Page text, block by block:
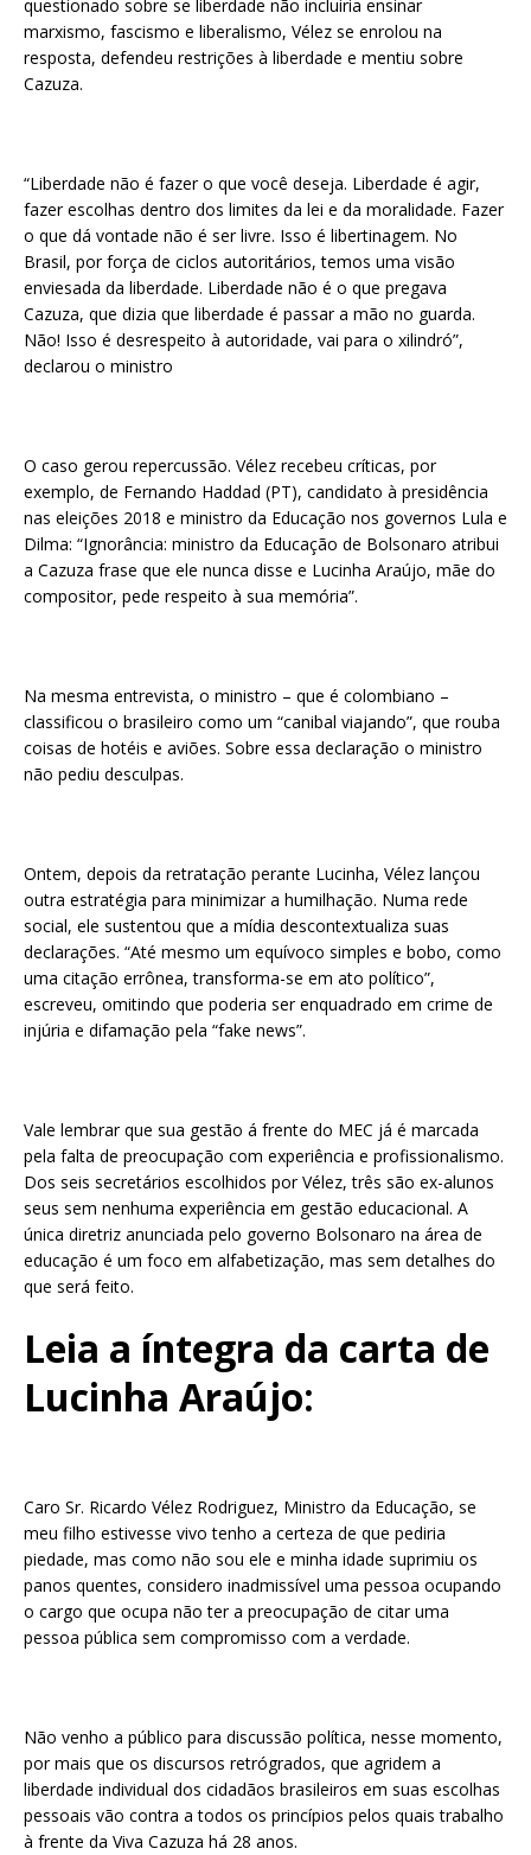
questionado sobre se liberdade não incluiria ensinar
marxismo, fascismo e liberalismo, Vélez se enrolou na
resposta, defendeu restrições à liberdade e mentiu sobre
Cazuza.
“Liberdade não é fazer o que você deseja. Liberdade é agir,
fazer escolhas dentro dos limites da lei e da moralidade. Fazer
o que dá vontade não é ser livre. Isso é libertinagem. No
Brasil, por força de ciclos autoritários, temos uma visão
enviesada da liberdade. Liberdade não é o que pregava
Cazuza, que dizia que liberdade é passar a mão no guarda.
Não! Isso é desrespeito à autoridade, vai para o xilindró”,
declarou o ministro
O caso gerou repercussão. Vélez recebeu críticas, por
exemplo, de Fernando Haddad (PT), candidato à presidência
nas eleições 2018 e ministro da Educação nos governos Lula e
Dilma: “Ignorância: ministro da Educação de Bolsonaro atribui
a Cazuza frase que ele nunca disse e Lucinha Araújo, mãe do
compositor, pede respeito à sua memória”.
Na mesma entrevista, o ministro – que é colombiano –
classificou o brasileiro como um “canibal viajando”, que rouba
coisas de hotéis e aviões. Sobre essa declaração o ministro
não pediu desculpas.
Ontem, depois da retratação perante Lucinha, Vélez lançou
outra estratégia para minimizar a humilhação. Numa rede
social, ele sustentou que a mídia descontextualiza suas
declarações. “Até mesmo um equívoco simples e bobo, como
uma citação errônea, transforma-se em ato político”,
escreveu, omitindo que poderia ser enquadrado em crime de
injúria e difamação pela “fake news”.
Vale lembrar que sua gestão á frente do MEC já é marcada
pela falta de preocupação com experiência e profissionalismo.
Dos seis secretários escolhidos por Vélez, três são ex-alunos
seus sem nenhuma experiência em gestão educacional. A
única diretriz anunciada pelo governo Bolsonaro na área de
educação é um foco em alfabetização, mas sem detalhes do
que será feito.
Leia a íntegra da carta de
Lucinha Araújo:
Caro Sr. Ricardo Vélez Rodriguez, Ministro da Educação, se
meu filho estivesse vivo tenho a certeza de que pediria
piedade, mas como não sou ele e minha idade suprimiu os
panos quentes, considero inadmissível uma pessoa ocupando
o cargo que ocupa não ter a preocupação de citar uma
pessoa pública sem compromisso com a verdade.
Não venho a público para discussão política, nesse momento,
por mais que os discursos retrógrados, que agridem a
liberdade individual dos cidadãos brasileiros em suas escolhas
pessoais vão contra a todos os princípios pelos quais trabalho
à frente da Viva Cazuza há 28 anos.